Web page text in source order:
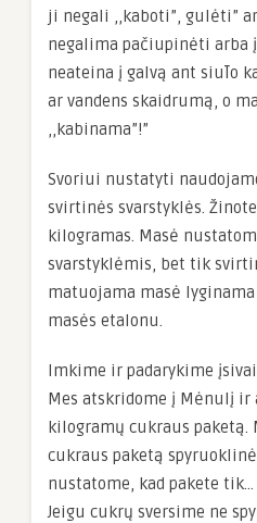
ji negali ,,kaboti”, gulėti”
negalima pačiupinėti arba
neateina į galvą ant siūlo
ar vandens skaidrumą, o
,,kabinama”!”
Svoriui nustatyti
svirtinės svarstyklės.
kilogramas. Masė
svarstyklėmis, bet tik
matuojama masė
masės etalonu.
Imkime ir padarykime
Mes atskridome į Mėnulį ir
kilogramų cukraus paketą.
cukraus paketą
nustatome, kad pakete
Jeigu cukrų sversime ne